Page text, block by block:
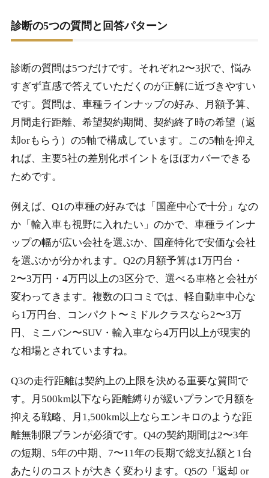
診断の5つの質問と回答パターン
診断の質問は5つだけです。それぞれ2〜3択で、悩み
すぎず直感で答えていただくのが正解に近づきやすい
です。質問は、車種ラインナップの好み、月額予算、
月間走行距離、希望契約期間、契約終了時の希望（返
却orもらう）の5軸で構成しています。この5軸を抑え
れば、主要5社の差別化ポイントをほぼカバーできる
ためです。
例えば、Q1の車種の好みでは「国産中心で十分」なの
か「輸入車も視野に入れたい」のかで、車種ラインナ
ップの幅が広い会社を選ぶか、国産特化で安価な会社
を選ぶかが分かれます。Q2の月額予算は1万円台・
2〜3万円・4万円以上の3区分で、選べる車格と会社が
変わってきます。複数の口コミでは、軽自動車中心な
ら1万円台、コンパクト〜ミドルクラスなら2〜3万
円、ミニバン〜SUV・輸入車なら4万円以上が現実的
な相場とされていますね。
Q3の走行距離は契約上の上限を決める重要な質問で
す。月500km以下なら距離縛りが緩いプランで月額を
抑える戦略、月1,500km以上ならエンキロのような距
離無制限プランが必須です。Q4の契約期間は2〜3年
の短期、5年の中期、7〜11年の長期で総支払額と1台
あたりのコストが大きく変わります。Q5の「返却 or